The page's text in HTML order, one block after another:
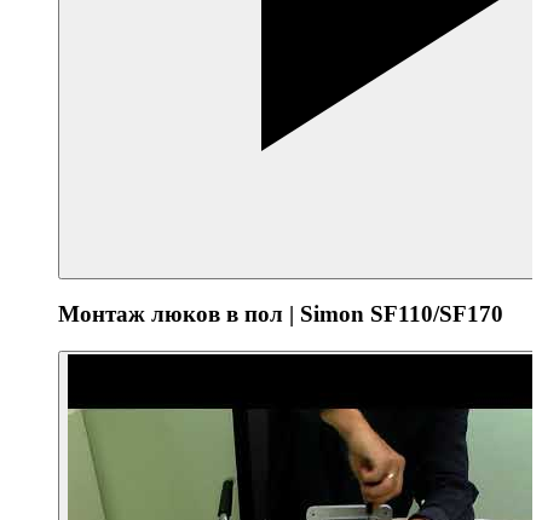
Монтаж люков в пол | Simon SF110/SF170